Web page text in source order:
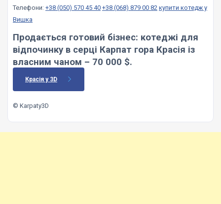
Телефони: +38 (050) 570 45 40 +38 (068) 879 00 82 купити котедж у
Вишка
Продається готовий бізнес: котеджі для
відпочинку в серці Карпат гора Красія із
власним чаном – 70 000 $.
Красія у 3D
© Karpaty3D